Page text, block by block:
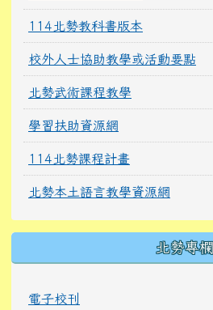
114北勢教科書版本
校外人士協助教學或活動要點
北勢武術課程教學
學習扶助資源網
114北勢課程計畫
北勢本土語言教學資源網
北勢專欄
電子校刊